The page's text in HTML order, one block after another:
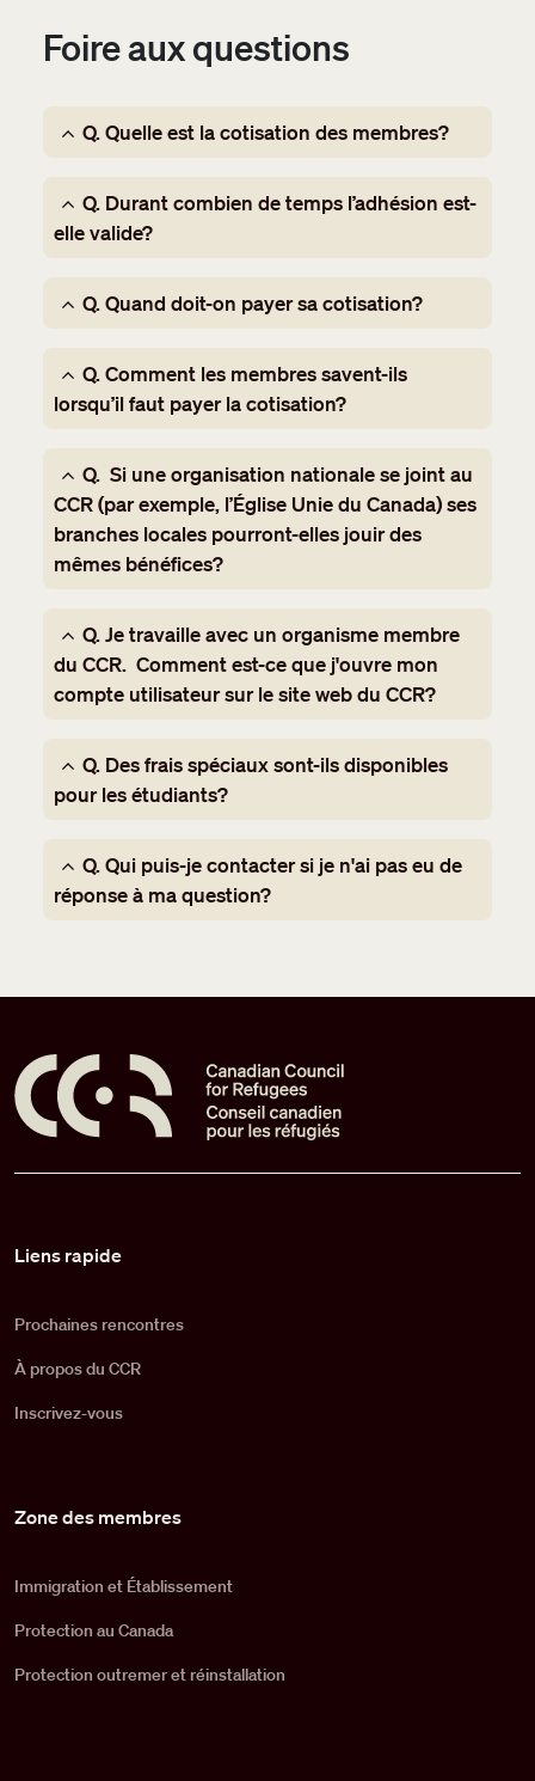
Foire aux questions
Q. Quelle est la cotisation des membres?
Q. Durant combien de temps l’adhésion est-
elle valide?
Q. Quand doit-on payer sa cotisation?
Q. Comment les membres savent-ils
lorsqu’il faut payer la cotisation?
Q. Si une organisation nationale se joint au
CCR (par exemple, l’Église Unie du Canada) ses
branches locales pourront-elles jouir des
mêmes bénéfices?
Q. Je travaille avec un organisme membre
du CCR. Comment est-ce que j'ouvre mon
compte utilisateur sur le site web du CCR?
Q. Des frais spéciaux sont-ils disponibles
pour les étudiants?
Q. Qui puis-je contacter si je n'ai pas eu de
réponse à ma question?
Liens rapide
Prochaines rencontres
À propos du CCR
Inscrivez-vous
Zone des membres
Immigration et Établissement
Protection au Canada
Protection outremer et réinstallation